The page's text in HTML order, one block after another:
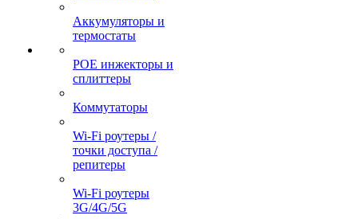
Аккумуляторы и
термостаты
POE инжекторы и
сплиттеры
Коммутаторы
Wi-Fi роутеры /
точки доступа /
репитеры
Wi-Fi роутеры
3G/4G/5G